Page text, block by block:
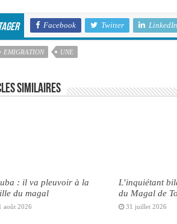
Facebook Twitter LinkedIn
EMIGRATION UNE
similaires
: il va pleuvoir à la
du magal
août 2026
L’inquiétant
du Magal de
31 juillet 2026